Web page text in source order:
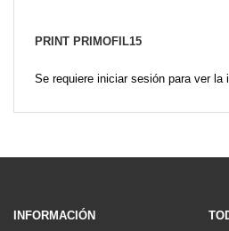
PRINT PRIMOFIL15
Se requiere iniciar sesión para ver la
INFORMACIÓN